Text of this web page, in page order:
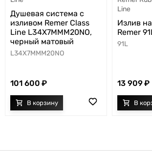
Душевая система с
изливом Remer Class
Line L34X7MMM20NO,
черный матовый
L34X7MMM20NO
101 600
Line
Излив
Remer
91L
13 909